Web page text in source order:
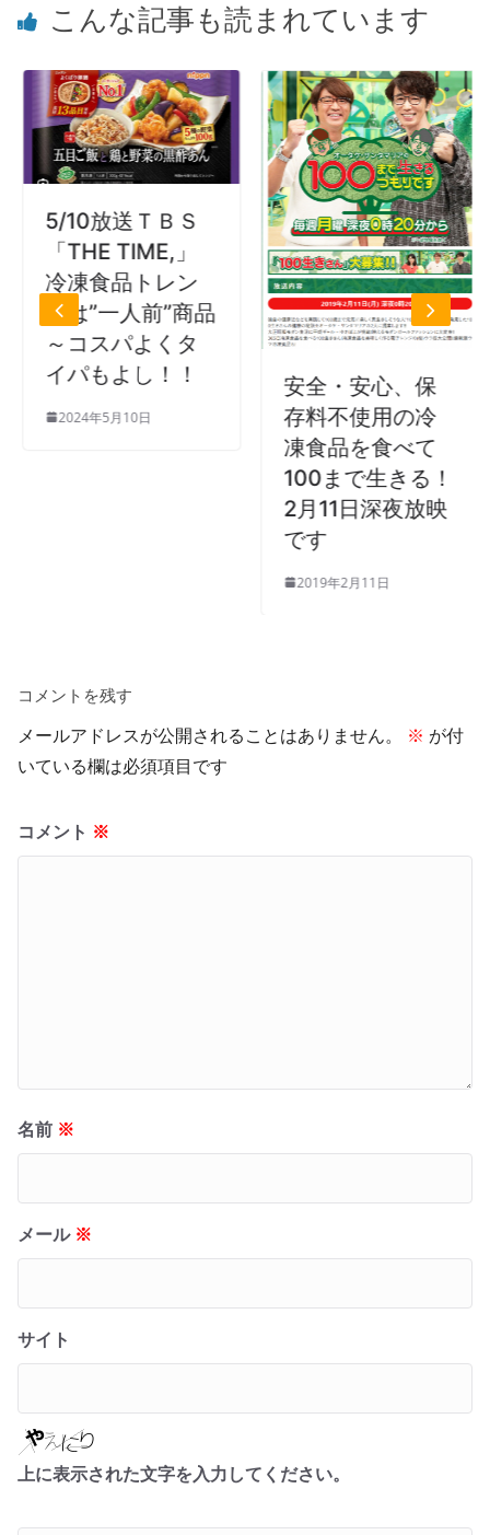
こんな記事も読まれています
5/10放送ＴＢＳ
「THE TIME,」
冷凍食品トレン
ドは”一人前”商品
～コスパよくタ
イパもよし！！
2024年5月10日
安全・安心、保
存料不使用の冷
凍食品を食べて
100まで生きる！
2月11日深夜放映
です
2019年2月11日
コメントを残す
メールアドレスが公開されることはありません。 ※ が付
いている欄は必須項目です
コメント ※
名前 ※
メール ※
サイト
上に表示された文字を入力してください。